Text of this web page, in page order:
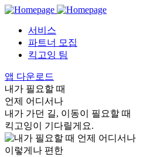
서비스
파트너 모집
킥고잉 팀
앱 다운로드
내가 필요할 때
언제 어디서나
내가 가던 길, 이동이 필요할 때
킥고잉이 기다릴게요.
이렇게나 편한